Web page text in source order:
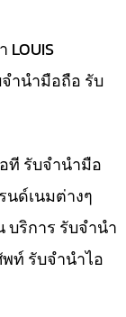
ำนำมือถือ รับ
ที รับจำนำมือ
ด์เนมต่างๆ
บริการ รับจำนำ
ท์ รับจำนำไอ